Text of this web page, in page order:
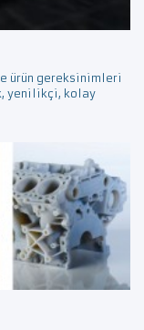
ürün gereksinimleri
yenilikçi, kolay